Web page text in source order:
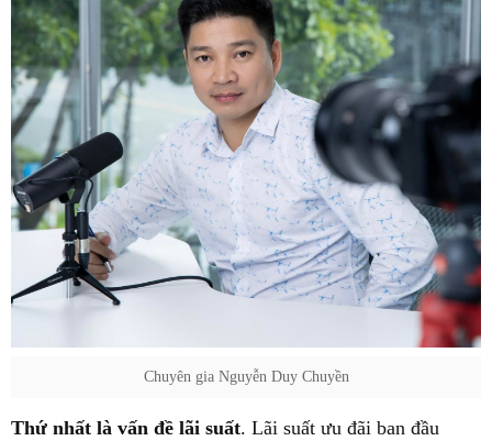
Chuyên gia Nguyễn Duy Chuyền
Thứ nhất là vấn đề lãi suất. Lãi suất ưu đãi ban đầu